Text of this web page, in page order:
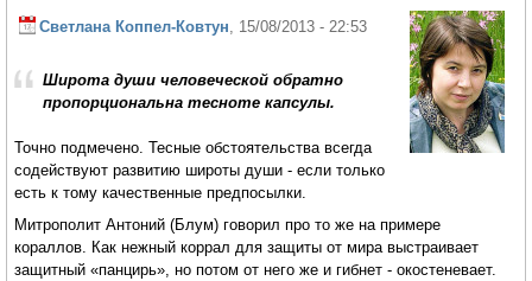
Светлана Коппел-Ковтун, 15/08/2013 - 22:53
Широта души человеческой обратно
пропорциональна тесноте капсулы.
Точно подмечено. Тесные обстоятельства всегда
содействуют развитию широты души - если только
есть к тому качественные предпосылки.
Митрополит Антоний (Блум) говорил про то же на примере
кораллов. Как нежный коррал для защиты от мира выстраивает
защитный «панцирь», но потом от него же и гибнет - окостеневает.